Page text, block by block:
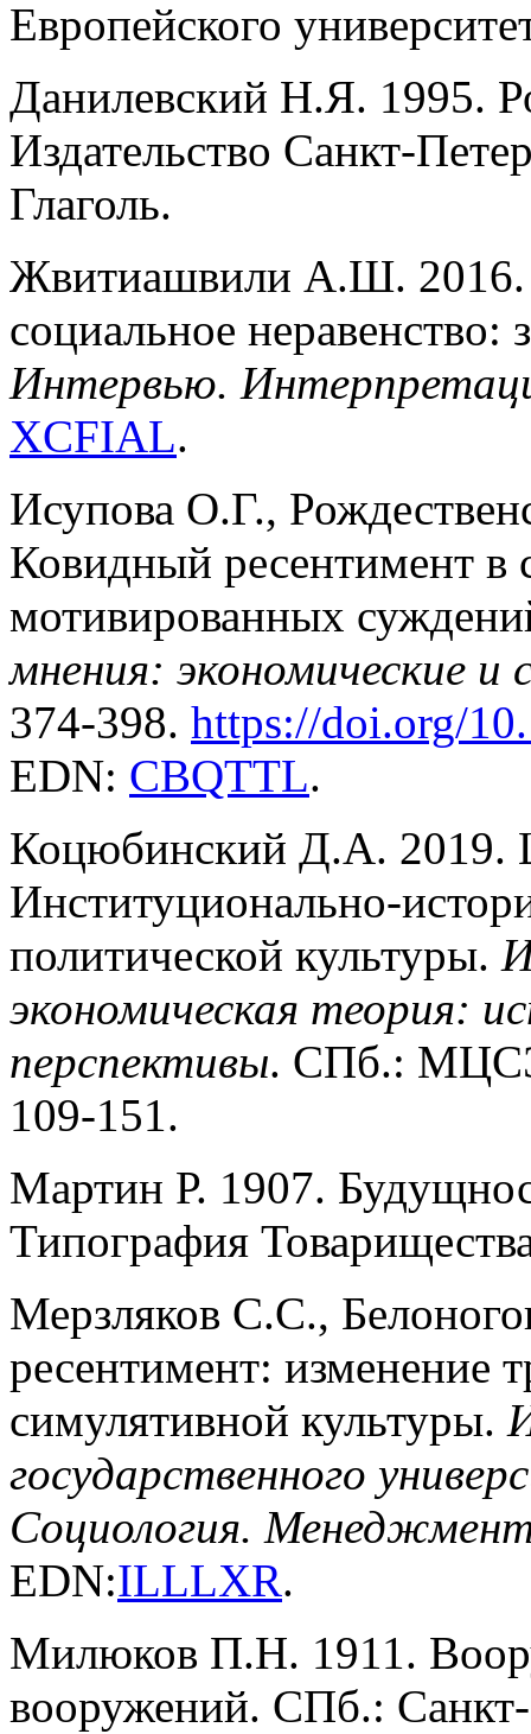
Европейского
Данилевский Н.Я. 1995.
Издательство Санкт-
Глаголь.
Жвитиашвили А.Ш. 2016.
социальное
Интервью.
XCFIAL.
Исупова О.Г.,
Ковидный ресентимент в
мотивированных
мнения: экономические и
374-398. https://doi.org/
EDN: CBQTTL.
Коцюбинский Д.А. 2019.
Институционально-
политической культуры.
экономическая теория:
перспективы. СПб.:
109-151.
Мартин Р. 1907.
Типография
Мерзляков С.С.,
ресентимент: изменение
симулятивной культуры.
государственного
Социология.
EDN:ILLLXR.
Милюков П.Н. 1911.
вооружений. СПб.: